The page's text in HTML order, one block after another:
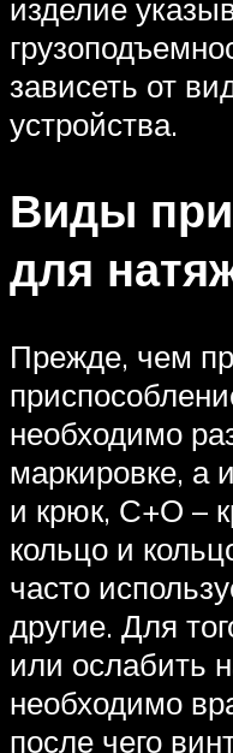
изделие
зависеть от
устройства.
Виды
для
Прежде, чем
необходимо
маркировке, а
и крюк, С+О –
кольцо и
часто
другие. Для
или ослабить
необходимо
после чего